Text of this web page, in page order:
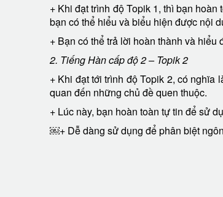
+ Khi đạt trình độ Topik 1, thì bạn
bạn có thể hiểu và biểu hiện được nội
+ Bạn có thể trả lời hoàn thành và
2. Tiếng Hàn cấp độ 2 – Topik 2
+ Khi đạt tới trình độ Topik 2, có nghĩa
quan đến những chủ đề quen thuộc.
+ Lúc này, bạn hoàn toàn tự tin để sử
￼+ Dễ dàng sử dụng để phân biệt